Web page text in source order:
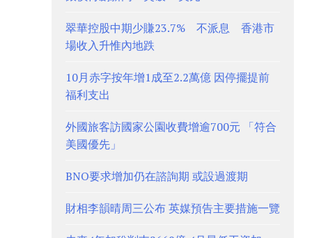
翠華控股中期少賺23.7% 不派息 香港市
場收入升惟內地跌
10月赤字按年增1成至2.2萬億 因停擺提前
福利支出
外國旅客訪國家公園收費增逾700元 「符合
美國優先」
BNO要求增加仍在諮詢期 或設過渡期
財相李韻晴周三公布 英媒預告主要措施一覽